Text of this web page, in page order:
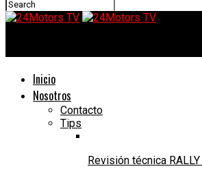
Inicio
Nosotros
Contacto
Tips
Revisión técnica